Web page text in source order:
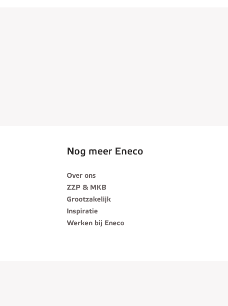
Nog meer Eneco
Over ons
ZZP & MKB
Grootzakelijk
Inspiratie
Werken bij Eneco